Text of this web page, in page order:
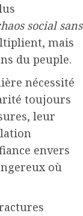
social sans
mais
du peuple.
nécessité
toujours
leur
envers
où